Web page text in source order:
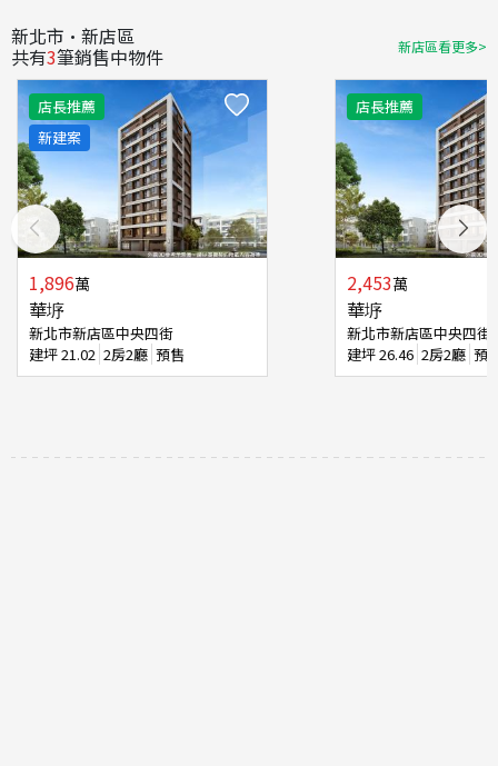
新北市·新店區
共有3筆銷售中物件 新店區看更多>
店長推薦
新建案
1,896萬
華垿
新北市新店區中央四街
建坪21.02 2房2廳 預售
店長推薦
2,453萬
華垿
新北市新店區中央四街
建坪26.46 2房2廳 預